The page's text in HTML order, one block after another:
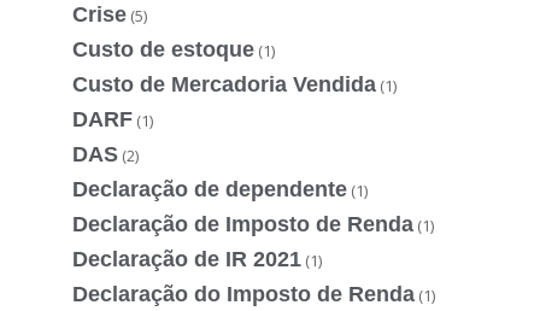
Crise (5)
Custo de estoque (1)
Custo de Mercadoria Vendida (1)
DARF (1)
DAS (2)
Declaração de dependente (1)
Declaração de Imposto de Renda (1)
Declaração de IR 2021 (1)
Declaração do Imposto de Renda (1)